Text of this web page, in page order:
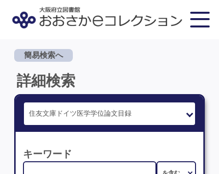
簡易検索へ
詳細検索
キーワード